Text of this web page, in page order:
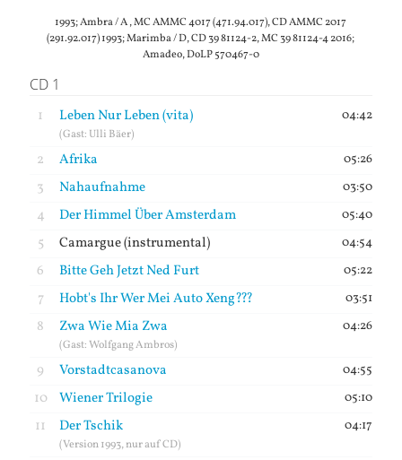
1993; Ambra / A , MC AMMC 4017 (471.94.017), CD AMMC 2017
(291.92.017) 1993; Marimba / D, CD 39 81124-2, MC 39 81124-4 2016;
Amadeo, DoLP 570467-0
CD 1
1 Leben Nur Leben (vita)
(Gast: Ulli Bäer)
04:42
2 Afrika 05:26
3 Nahaufnahme 03:50
4 Der Himmel Über Amsterdam 05:40
5 Camargue (instrumental) 04:54
6 Bitte Geh Jetzt Ned Furt 05:22
7 Hobt's Ihr Wer Mei Auto Xeng??? 03:51
8 Zwa Wie Mia Zwa
(Gast: Wolfgang Ambros)
04:26
9 Vorstadtcasanova 04:55
10 Wiener Trilogie 05:10
11 Der Tschik
(Version 1993, nur auf CD)
04:17